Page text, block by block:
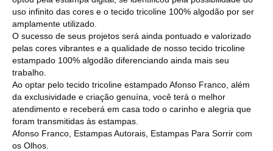
uso infinito das cores e o tecido tricoline 100% algodão por ser
amplamente utilizado.
O sucesso de seus projetos será ainda pontuado e valorizado
pelas cores vibrantes e a qualidade de nosso tecido tricoline
estampado 100% algodão diferenciando ainda mais seu
trabalho.
Ao optar pelo tecido tricoline estampado Afonso Franco, além
da exclusividade e criação genuína, você terá o melhor
atendimento e receberá em casa todo o carinho e alegria que
foram transmitidas às estampas.
Afonso Franco, Estampas Autorais, Estampas Para Sorrir com
os Olhos.